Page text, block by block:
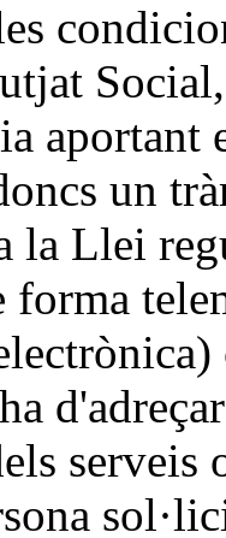
aportant
un
la Llei